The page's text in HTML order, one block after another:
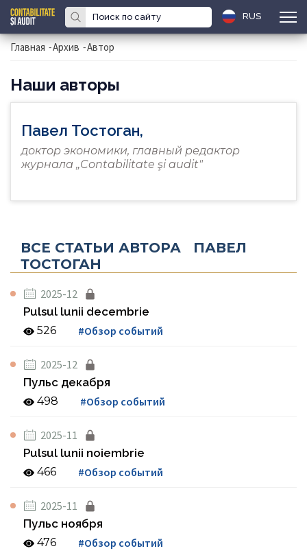
RUS
Главная -Архив -Автор
Наши авторы
Павел Тостоган,
доктор экономики, главный редактор
журнала „Contabilitate şi audit"
ВСЕ СТАТЬИ АВТОРА ПАВЕЛ
ТОСТОГАН
2025-12
Pulsul lunii decembrie
526 #Обзор событий
2025-12
Пульс декабря
498 #Обзор событий
2025-11
Pulsul lunii noiembrie
466 #Обзор событий
2025-11
Пульс ноября
476 #Обзор событий